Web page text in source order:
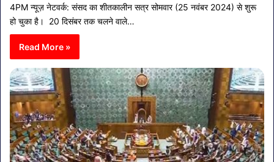
4PM न्यूज़ नेटवर्क: संसद का शीतकालीन सत्र सोमवार (25 नवंबर 2024) से शुरू
हो चुका है। 20 दिसंबर तक चलने वाले…
Read More »